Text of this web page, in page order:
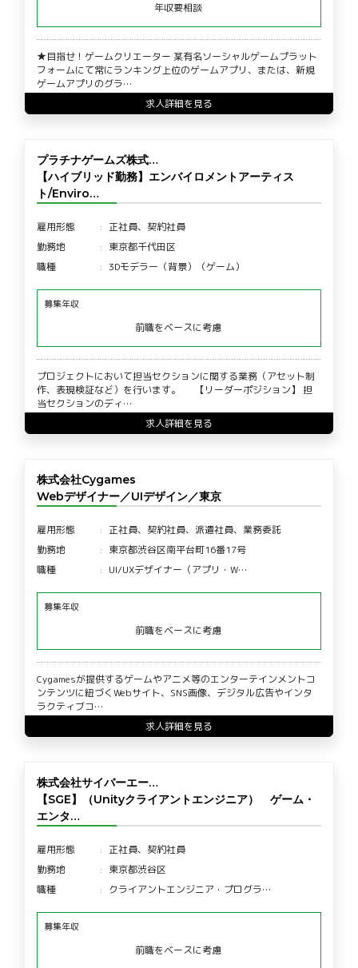
年収要相談
★目指せ！ゲームクリエーター 某有名ソーシャルゲームプラット
フォームにて常にランキング上位のゲームアプリ、または、新規
ゲームアプリのグラ…
求人詳細を見る
プラチナゲームズ株式…
【ハイブリッド勤務】エンバイロメントアーティス
ト/Enviro…
雇用形態
正社員、契約社員
勤務地
東京都千代田区
職種
3Dモデラー（背景）（ゲーム）
募集年収
前職をベースに考慮
プロジェクトにおいて担当セクションに関する業務（アセット制
作、表現検証など）を行います。 【リーダーポジション】 担
当セクションのディ…
求人詳細を見る
株式会社Cygames
Webデザイナー／UIデザイン／東京
雇用形態
正社員、契約社員、派遣社員、業務委託
勤務地
東京都渋谷区南平台町16番17号
職種
UI/UXデザイナー（アプリ・W…
募集年収
前職をベースに考慮
Cygamesが提供するゲームやアニメ等のエンターテインメントコ
ンテンツに紐づくWebサイト、SNS画像、デジタル広告やインタ
ラクティブコ…
求人詳細を見る
株式会社サイバーエー…
【SGE】（Unityクライアントエンジニア） ゲーム・
エンタ…
雇用形態
正社員、契約社員
勤務地
東京都渋谷区
職種
クライアントエンジニア・プログラ…
募集年収
前職をベースに考慮